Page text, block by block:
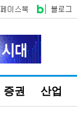
증권 산업